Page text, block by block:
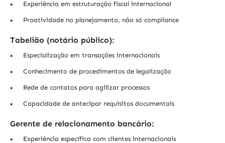
Experiência em estruturação fiscal internacional
Proatividade no planejamento, não só compliance
Tabelião (notário público):
Especialização em transações internacionais
Conhecimento de procedimentos de legalização
Rede de contatos para agilizar processos
Capacidade de antecipar requisitos documentais
Gerente de relacionamento bancário:
Experiência específica com clientes internacionais